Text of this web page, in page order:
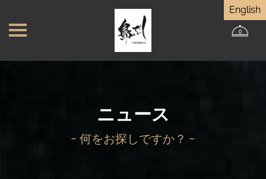
English
0
ニュース
~ 何をお探しですか？ ~